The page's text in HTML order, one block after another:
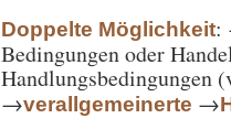
Doppelte Möglichkeit:
Bedingungen oder
Handlungsbedingungen
→verallgemeinerte →